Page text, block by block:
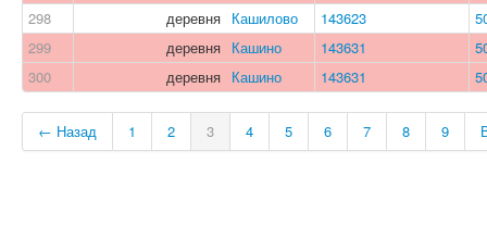
298
деревня Кашилово 143623
299
деревня Кашино 143631
300
деревня Кашино 143631
← Назад 1 2 3 4 5 6 7 8 9